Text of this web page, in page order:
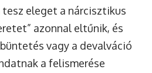
tesz eleget a nárcisztikus
azonnal eltűnik, és
vagy a devalváció
a felismerése